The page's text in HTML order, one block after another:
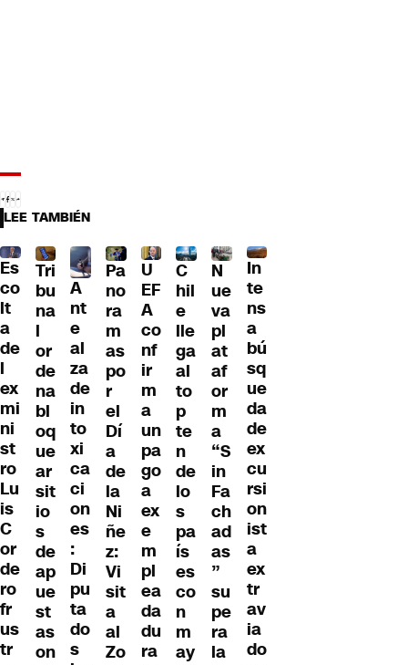
LEE TAMBIÉN
Es
co
lt
a
de
l
ex
mi
ni
st
ro
Lu
is
C
or
de
ro
fr
us
tr
Tri
bu
na
l
or
de
na
bl
oq
ue
ar
sit
io
s
de
ap
ue
st
as
on
A
nt
e
al
za
de
in
to
xi
ca
ci
on
es
:
Di
pu
ta
do
s
Pa
no
ra
m
as
po
r
el
Dí
a
de
la
Ni
ñe
z:
Vi
sit
a
al
Zo
U
EF
A
co
nf
ir
m
a
un
pa
go
a
ex
e
m
pl
ea
da
du
ra
C
hil
e
lle
ga
al
to
p
te
n
de
lo
s
pa
ís
es
co
n
m
ay
N
ue
va
pl
at
af
or
m
a
“S
in
Fa
ch
ad
as
”
su
pe
ra
la
In
te
ns
a
bú
sq
ue
da
de
ex
cu
rsi
on
ist
a
ex
tr
av
ia
do